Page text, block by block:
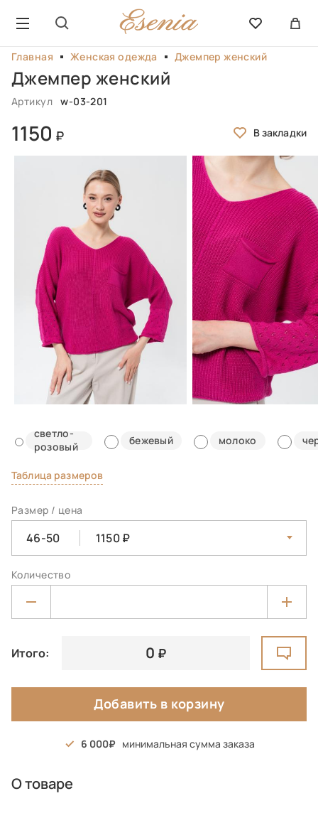
Главная Женская одежда Джемпер женский
Джемпер женский
Артикул w-03-201
1150
светло-
розовый
бежевый молоко
Таблица размеров
Размер / цена
46-50 1150
Количество
Итого: 0
Добавить в корзину
6 000 минимальная сумма заказа
О товаре